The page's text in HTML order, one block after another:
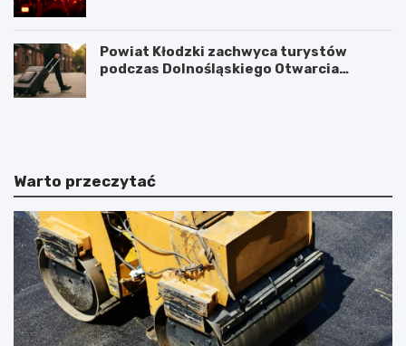
Powiat Kłodzki zachwyca turystów
podczas Dolnośląskiego Otwarcia
P
t
K
ł
o
d
z
k
i
z
a
K
k
i
P
o
w
i
a
t
z
a
Warto przeczytać